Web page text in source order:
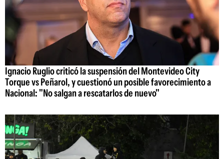
Ignacio Ruglio criticó la suspensión del Montevideo City
Torque vs Peñarol, y cuestionó un posible favorecimiento a
Nacional: "No salgan a rescatarlos de nuevo"